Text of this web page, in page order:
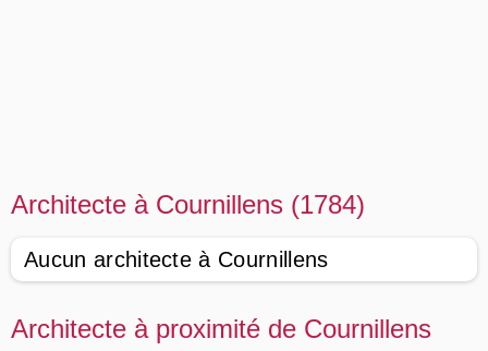
Architecte à Cournillens (1784)
Aucun architecte à Cournillens
Architecte à proximité de Cournillens